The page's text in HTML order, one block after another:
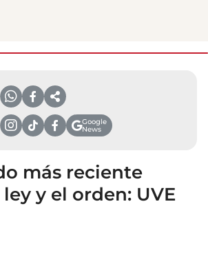
Google
News
más reciente
y el orden: UVE